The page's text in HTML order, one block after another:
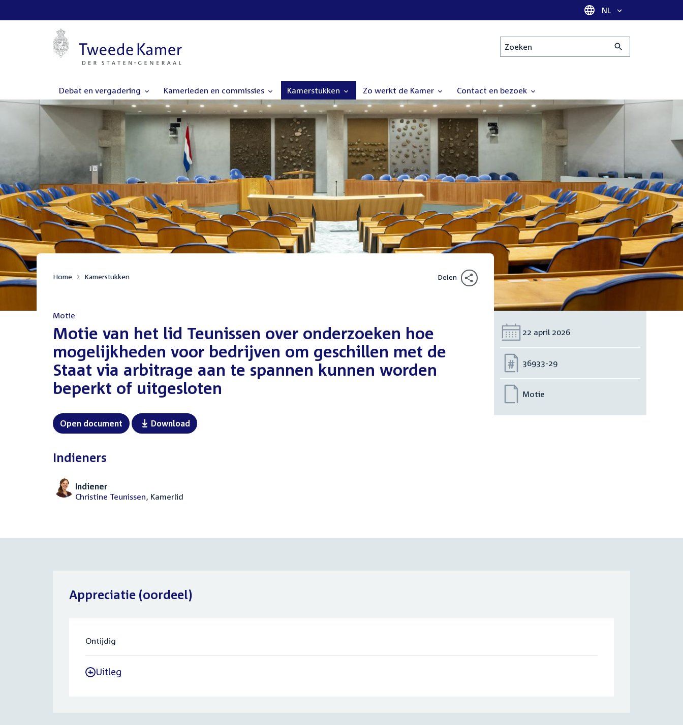
Taal selectie
NL
Zoeken
Debat en vergadering Kamerleden en commissies Kamerstukken Zo werkt de Kamer Contact en bezoek
Home Kamerstukken Delen
Motie
:Motie van het lid Teunissen over onderzoeken hoe
mogelijkheden voor bedrijven om geschillen met de
Staat via arbitrage aan te spannen kunnen worden
beperkt of uitgesloten
Open document Download
Indieners
Indiener
Christine Teunissen, Kamerlid
Datum:
22 april 2026
Nummer:
36933-29
Motie
Appreciatie (oordeel)
Ontijdig
- Uitleg